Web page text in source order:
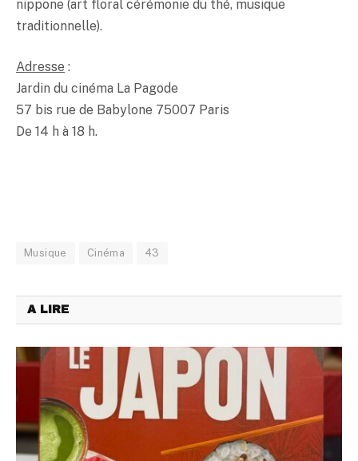
nippone (art floral cérémonie du thé, musique
traditionnelle).
Adresse :
Jardin du cinéma La Pagode
57 bis rue de Babylone 75007 Paris
De 14 h à 18 h.
Musique Cinéma 43
A LIRE